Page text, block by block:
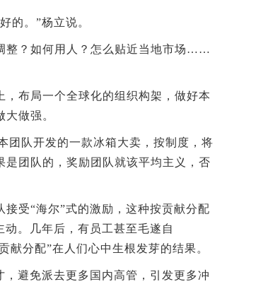
。”杨立说。
？如何用人？怎么贴近当地市场……
布局一个全球化的组织构架，做好本
做强。
队开发的一款冰箱大卖，按制度，将
团队的，奖励团队就该平均主义，否
受“海尔”式的激励，这种按贡献分配
。几年后，有员工甚至毛遂自
献分配”在人们心中生根发芽的结果。
避免派去更多国内高管，引发更多冲